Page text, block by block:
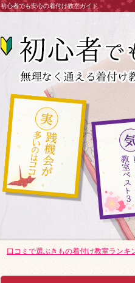
初心者でも安心の着付け教室ガイド
口コミで選ぶきもの着付け教室ランキ